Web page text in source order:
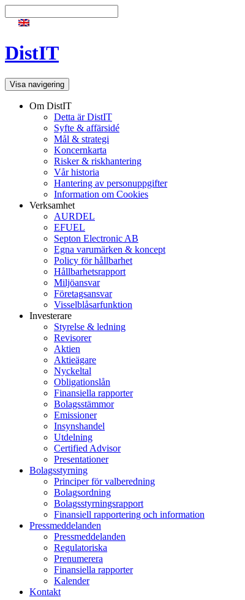
DistIT
Visa navigering
Om DistIT
Detta är DistIT
Syfte & affärsidé
Mål & strategi
Koncernkarta
Risker & riskhantering
Vår historia
Hantering av personuppgifter
Information om Cookies
Verksamhet
AURDEL
EFUEL
Septon Electronic AB
Egna varumärken & koncept
Policy för hållbarhet
Hållbarhetsrapport
Miljöansvar
Företagsansvar
Visselblåsarfunktion
Investerare
Styrelse & ledning
Revisorer
Aktien
Aktieägare
Nyckeltal
Obligationslån
Finansiella rapporter
Bolagsstämmor
Emissioner
Insynshandel
Utdelning
Certified Advisor
Presentationer
Bolagsstyrning
Principer för valberedning
Bolagsordning
Bolagsstyrningsrapport
Finansiell rapportering och information
Pressmeddelanden
Pressmeddelanden
Regulatoriska
Prenumerera
Finansiella rapporter
Kalender
Kontakt